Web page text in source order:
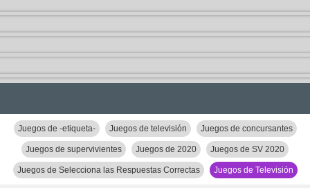
Juegos de -etiqueta- Juegos de televisión Juegos de concursantes
Juegos de supervivientes Juegos de 2020 Juegos de SV 2020
Juegos de Selecciona las Respuestas Correctas Juegos de Televisión